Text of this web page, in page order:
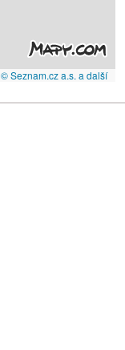
© Seznam.cz a.s. a další